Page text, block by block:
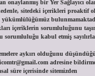
onaylanmış bir Yer Sağlayıcı
sitedeki içerikleri proaktif
yükümlülüğümüz
içeriklerin sorumluluğunu
sorumluluğu kabul etmiş
aykırı olduğunu
adresine
süre içerisinde sitemizden